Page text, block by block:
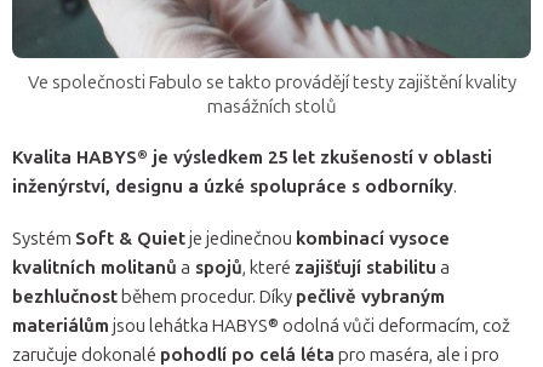
Ve společnosti Fabulo se takto provádějí testy zajištění kvality
masážních stolů
Kvalita HABYS® je výsledkem 25 let zkušeností v oblasti
inženýrství, designu a úzké spolupráce s odborníky.
Systém Soft & Quietje jedinečnou kombinací vysoce
kvalitních molitanů a spojů, které zajišťují stabilitu a
bezhlučnost během procedur. Díky pečlivě vybraným
materiálům jsou lehátka HABYS® odolná vůči deformacím, což
zaručuje dokonalé pohodlí po celá léta pro maséra, ale i pro